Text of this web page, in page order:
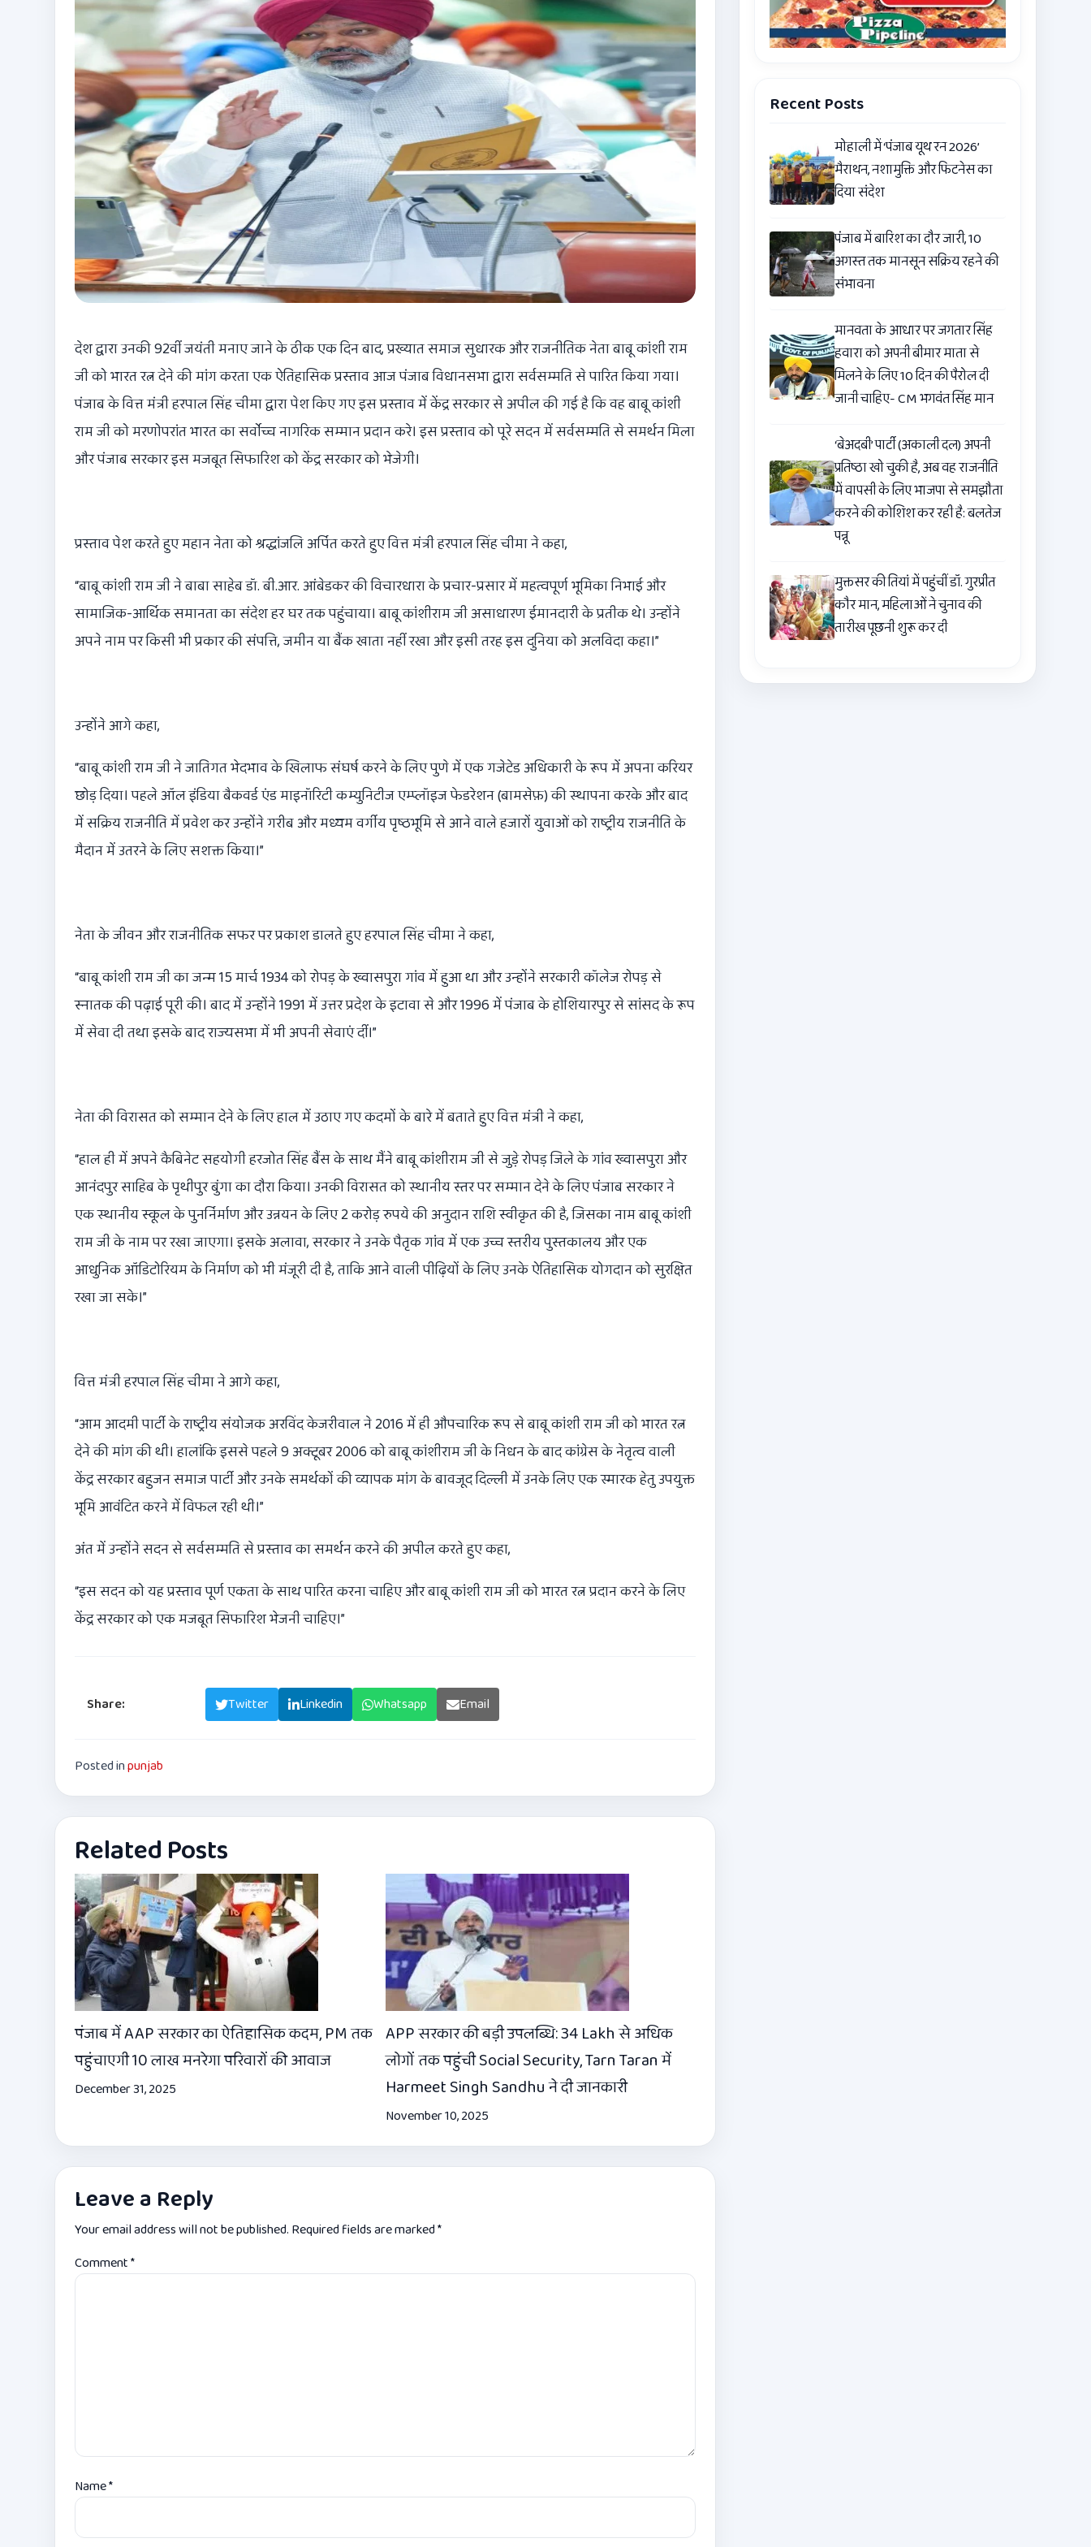
देश द्वारा उनकी92वीं जयंती मनाए जाने के ठीक एक दिन बाद,प्रख्यात समाज सुधारक और राजनीतिक नेता बाबू कांशी राम
जी को भारत रत्न देने की मांग करता एक ऐतिहासिक प्रस्ताव आज पंजाब विधानसभा द्वारा सर्वसम्मति से पारित किया गया।
पंजाब के वित्त मंत्री हरपाल सिंह चीमा द्वारा पेश किए गए इस प्रस्ताव में केंद्र सरकार से अपील की गई है कि वह बाबू कांशी
राम जी को मरणोपरांत भारत का सर्वोच्च नागरिक सम्मान प्रदान करे। इस प्रस्ताव को पूरे सदन में सर्वसम्मति से समर्थन मिला
और पंजाब सरकार इस मजबूत सिफारिश को केंद्र सरकार को भेजेगी।
प्रस्ताव पेश करते हुए महान नेता को श्रद्धांजलि अर्पित करते हुए वित्त मंत्री हरपाल सिंह चीमा ने कहा,
“बाबू कांशी राम जी ने बाबा साहेब डॉ. बी.आर. आंबेडकर की विचारधारा के प्रचार-प्रसार में महत्वपूर्ण भूमिका निभाई और
सामाजिक-आर्थिक समानता का संदेश हर घर तक पहुंचाया। बाबू कांशीराम जी असाधारण ईमानदारी के प्रतीक थे। उन्होंने
अपने नाम पर किसी भी प्रकार की संपत्ति,जमीन या बैंक खाता नहीं रखा और इसी तरह इस दुनिया को अलविदा कहा।”
उन्होंने आगे कहा,
“बाबू कांशी राम जी ने जातिगत भेदभाव के खिलाफ संघर्ष करने के लिए पुणे में एक गजेटेड अधिकारी के रूप में अपना करियर
छोड़ दिया। पहले ऑल इंडिया बैकवर्ड एंड माइनॉरिटी कम्युनिटीज एम्प्लॉइज फेडरेशन (बामसेफ़) की स्थापना करके और बाद
में सक्रिय राजनीति में प्रवेश कर उन्होंने गरीब और मध्यम वर्गीय पृष्ठभूमि से आने वाले हजारों युवाओं को राष्ट्रीय राजनीति के
मैदान में उतरने के लिए सशक्त किया।”
नेता के जीवन और राजनीतिक सफर पर प्रकाश डालते हुए हरपाल सिंह चीमा ने कहा,
“बाबू कांशी राम जी का जन्म15मार्च1934को रोपड़ के ख्वासपुरा गांव में हुआ था और उन्होंने सरकारी कॉलेज रोपड़ से
स्नातक की पढ़ाई पूरी की। बाद में उन्होंने1991में उत्तर प्रदेश के इटावा से और1996में पंजाब के होशियारपुर से सांसद के रूप
में सेवा दी तथा इसके बाद राज्यसभा में भी अपनी सेवाएं दीं।”
नेता की विरासत को सम्मान देने के लिए हाल में उठाए गए कदमों के बारे में बताते हुए वित्त मंत्री ने कहा,
“हाल ही में अपने कैबिनेट सहयोगी हरजोत सिंह बैंस के साथ मैंने बाबू कांशीराम जी से जुड़े रोपड़ जिले के गांव ख्वासपुरा और
आनंदपुर साहिब के पृथीपुर बुंगा का दौरा किया। उनकी विरासत को स्थानीय स्तर पर सम्मान देने के लिए पंजाब सरकार ने
एक स्थानीय स्कूल के पुनर्निर्माण और उन्नयन के लिए2करोड़ रुपये की अनुदान राशि स्वीकृत की है,जिसका नाम बाबू कांशी
राम जी के नाम पर रखा जाएगा। इसके अलावा,सरकार ने उनके पैतृक गांव में एक उच्च स्तरीय पुस्तकालय और एक
आधुनिक ऑडिटोरियम के निर्माण को भी मंजूरी दी है,ताकि आने वाली पीढ़ियों के लिए उनके ऐतिहासिक योगदान को सुरक्षित
रखा जा सके।”
वित्त मंत्री हरपाल सिंह चीमा ने आगे कहा,
“आम आदमी पार्टी के राष्ट्रीय संयोजक अरविंद केजरीवाल ने2016में ही औपचारिक रूप से बाबू कांशी राम जी को भारत रत्न
देने की मांग की थी। हालांकि इससे पहले9अक्टूबर2006को बाबू कांशीराम जी के निधन के बाद कांग्रेस के नेतृत्व वाली
केंद्र सरकार बहुजन समाज पार्टी और उनके समर्थकों की व्यापक मांग के बावजूद दिल्ली में उनके लिए एक स्मारक हेतु उपयुक्त
भूमि आवंटित करने में विफल रही थी।”
अंत में उन्होंने सदन से सर्वसम्मति से प्रस्ताव का समर्थन करने की अपील करते हुए कहा,
“इस सदन को यह प्रस्ताव पूर्ण एकता के साथ पारित करना चाहिए और बाबू कांशी राम जी को भारत रत्न प्रदान करने के लिए
केंद्र सरकार को एक मजबूत सिफारिश भेजनी चाहिए।”
Share: Twitter Linkedin Whatsapp Email
Posted inpunjab
Related Posts
पंजाब में AAP सरकार का ऐतिहासिक कदम, PM तक
पहुंचाएगी 10 लाख मनरेगा परिवारों की आवाज
December 31, 2025
APP सरकार की बड़ी उपलब्धि: 34 Lakh से अधिक
लोगों तक पहुंची Social Security, Tarn Taran में
Harmeet Singh Sandhu ने दी जानकारी
November 10, 2025
Leave a Reply
Your email address will not be published. Required fields are marked*
Comment*
Name*
Recent Posts
मोहाली में ‘पंजाब यूथ रन 2026’
मैराथन, नशामुक्ति और फिटनेस का
दिया संदेश
पंजाब में बारिश का दौर जारी, 10
अगस्त तक मानसून सक्रिय रहने की
संभावना
मानवता के आधार पर जगतार सिंह
हवारा को अपनी बीमार माता से
मिलने के लिए 10 दिन की पैरोल दी
जानी चाहिए- CM भगवंत सिंह मान
‘बेअदबी’ पार्टी (अकाली दल) अपनी
प्रतिष्ठा खो चुकी है, अब वह राजनीति
में वापसी के लिए भाजपा से समझौता
करने की कोशिश कर रही है: बलतेज
पन्नू
मुक्तसर की तियां में पहुंचीं डॉ. गुरप्रीत
कौर मान, महिलाओं ने चुनाव की
तारीख पूछनी शुरू कर दी